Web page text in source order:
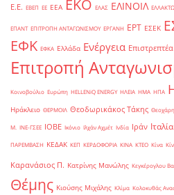
Ε.Ε. ΕΒΕΠ ΕΕ ΕΕΑ ΕΚΟ ΕΛΑΣ ΕΛΙΝΟΙΛ
ΕΠΑΝΤ ΕΠΙΤΡΟΠΗ ΑΝΤΑΓΩΝΙΣΜΟΥ ΕΡΓΑΝΗ ΕΡΤ ΕΣΕΚ
ΕΦΚ ΕΦΚΑ Ελλάδα Ενέργεια
Επιτροπή
Κοινοβούλιο Ευρώπη ΗELLENiQ ENERGY ΗΛΕΙΑ ΗΜΑ ΗΠΑ
Ηράκλειο ΘΕΡΜΟΙΛ Θεοδωρικάκος Τάκης
Μ. ΙΝΕ-ΓΣΕΕ ΙΟΒΕ Ικόνιο Ιλχάν Αχμέτ Ινδία Ιράν Ιταλία
ΠΑΡΕΜΒΑΣΗ ΚΕΔΑΚ ΚΕΠ ΚΕΡΔΟΦΟΡΙΑ ΚΙΝΑ ΚΤΕΟ Κίνα
Καρανάσιος Π. Κατρίνης Μανώλης Κεγκέρογλου
Θέμης Κιούσης Μιχάλης Κλίμα Κολοκυθάς